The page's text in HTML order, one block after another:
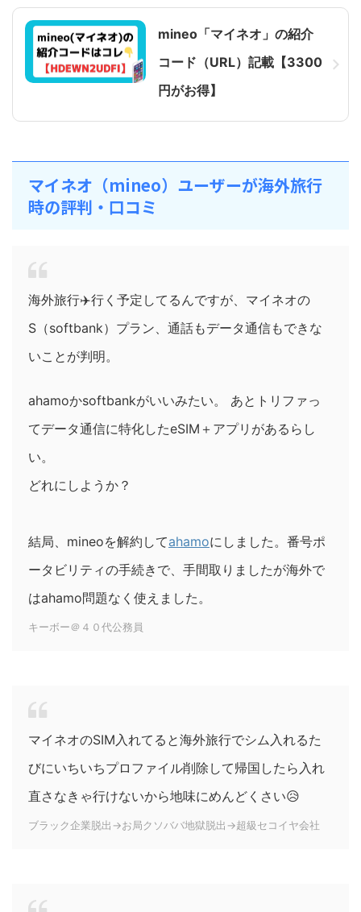
mineo「マイネオ」の紹介
コード（URL）記載【3300
円がお得】
マイネオ（mineo）ユーザーが海外旅行
時の評判・口コミ
海外旅行✈️行く予定してるんですが、マイネオの
S（softbank）プラン、通話もデータ通信もできな
いことが判明。
ahamoかsoftbankがいいみたい。 あとトリファっ
てデータ通信に特化したeSIM＋アプリがあるらし
い。
どれにしようか？
結局、mineoを解約してahamoにしました。番号ポ
ータビリティの手続きで、手間取りましたが海外で
はahamo問題なく使えました。
キーボー＠４０代公務員
マイネオのSIM入れてると海外旅行でシム入れるた
びにいちいちプロファイル削除して帰国したら入れ
直さなきゃ行けないから地味にめんどくさい😥
ブラック企業脱出→お局クソババ地獄脱出→超級セコイヤ会社